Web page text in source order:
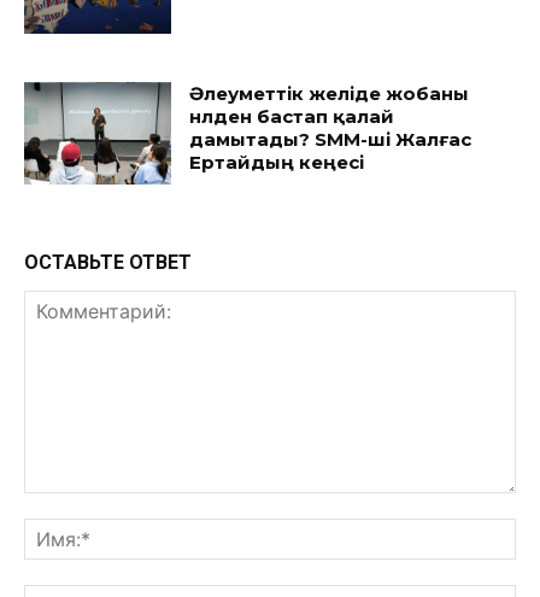
Әлеуметтік желіде жобаны
нөлден бастап қалай
дамытады? SMM-ші Жалғас
Ертайдың кеңесі
ОСТАВЬТЕ ОТВЕТ